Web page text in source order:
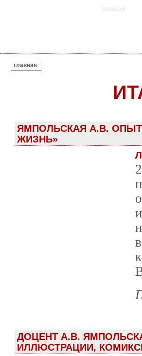
главная
ВЫ ЗДЕСЬ
главная
ЯМПОЛЬСКАЯ А.В.
ЖИЗНЬ»
ДОЦЕНТ А.В.
ИЛЛЮСТРАЦИИ,